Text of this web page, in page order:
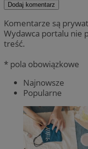
Dodaj komentarz
Komentarze są
Wydawca portalu nie
treść.
* pola obowiązkowe
Najnowsze
Popularne